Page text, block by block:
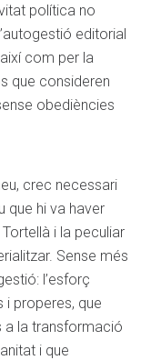
política no
editorial
com per la
que consideren
obediències
crec necessari
que hi va haver
i la peculiar
Sense més
l’esforç
i properes, que
a la transformació
i que